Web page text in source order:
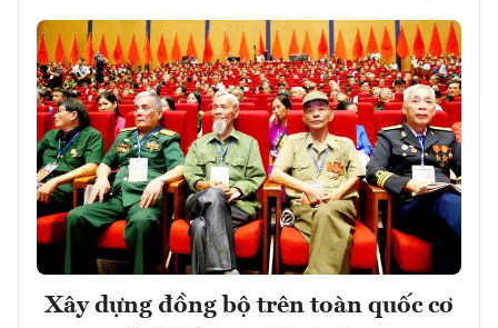
Xây dựng đồng bộ trên toàn quốc cơ